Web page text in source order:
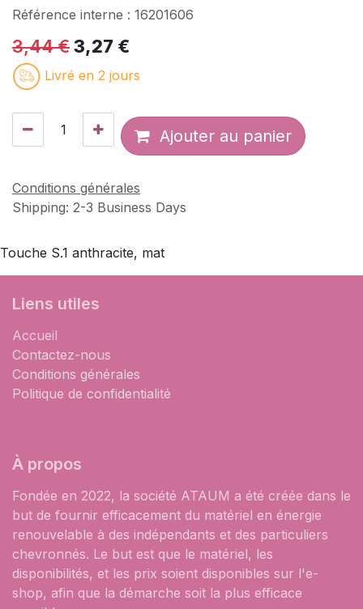
Référence interne : 16201606
3,44€3,27 €
Livré en 2 jours
Ajouter au panier
Conditions générales
Shipping: 2-3 Business Days
Touche S.1 anthracite, mat
Liens utiles
Accueil
Contactez-nous
Conditions générales
Politique de confidentialité
À propos
Fondée en 2022, la société ATAUM a été créée dans le
but de fournir efficacement du matériel en énergie
renouvelable à des indépendants et des particuliers
chevronnés. Le but est que le matériel, les
disponibilités, et les prix soient disponibles sur l'e-
shop, afin que la démarche soit la plus efficace